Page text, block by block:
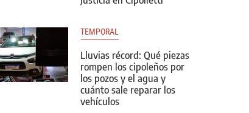
TEMPORAL
Lluvias récord: Qué piezas
rompen los cipoleños por
los pozos y el agua y
cuánto sale reparar los
vehículos